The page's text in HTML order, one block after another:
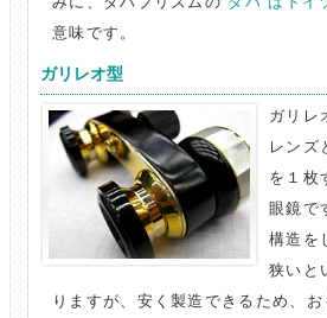
意味です。
ガリレオ型
ガリレ
レンズ
を１枚
眼鏡で
構造を
狭いと
りますが、安く製造できるため、